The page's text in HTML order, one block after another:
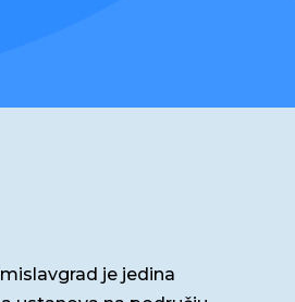
je jedina